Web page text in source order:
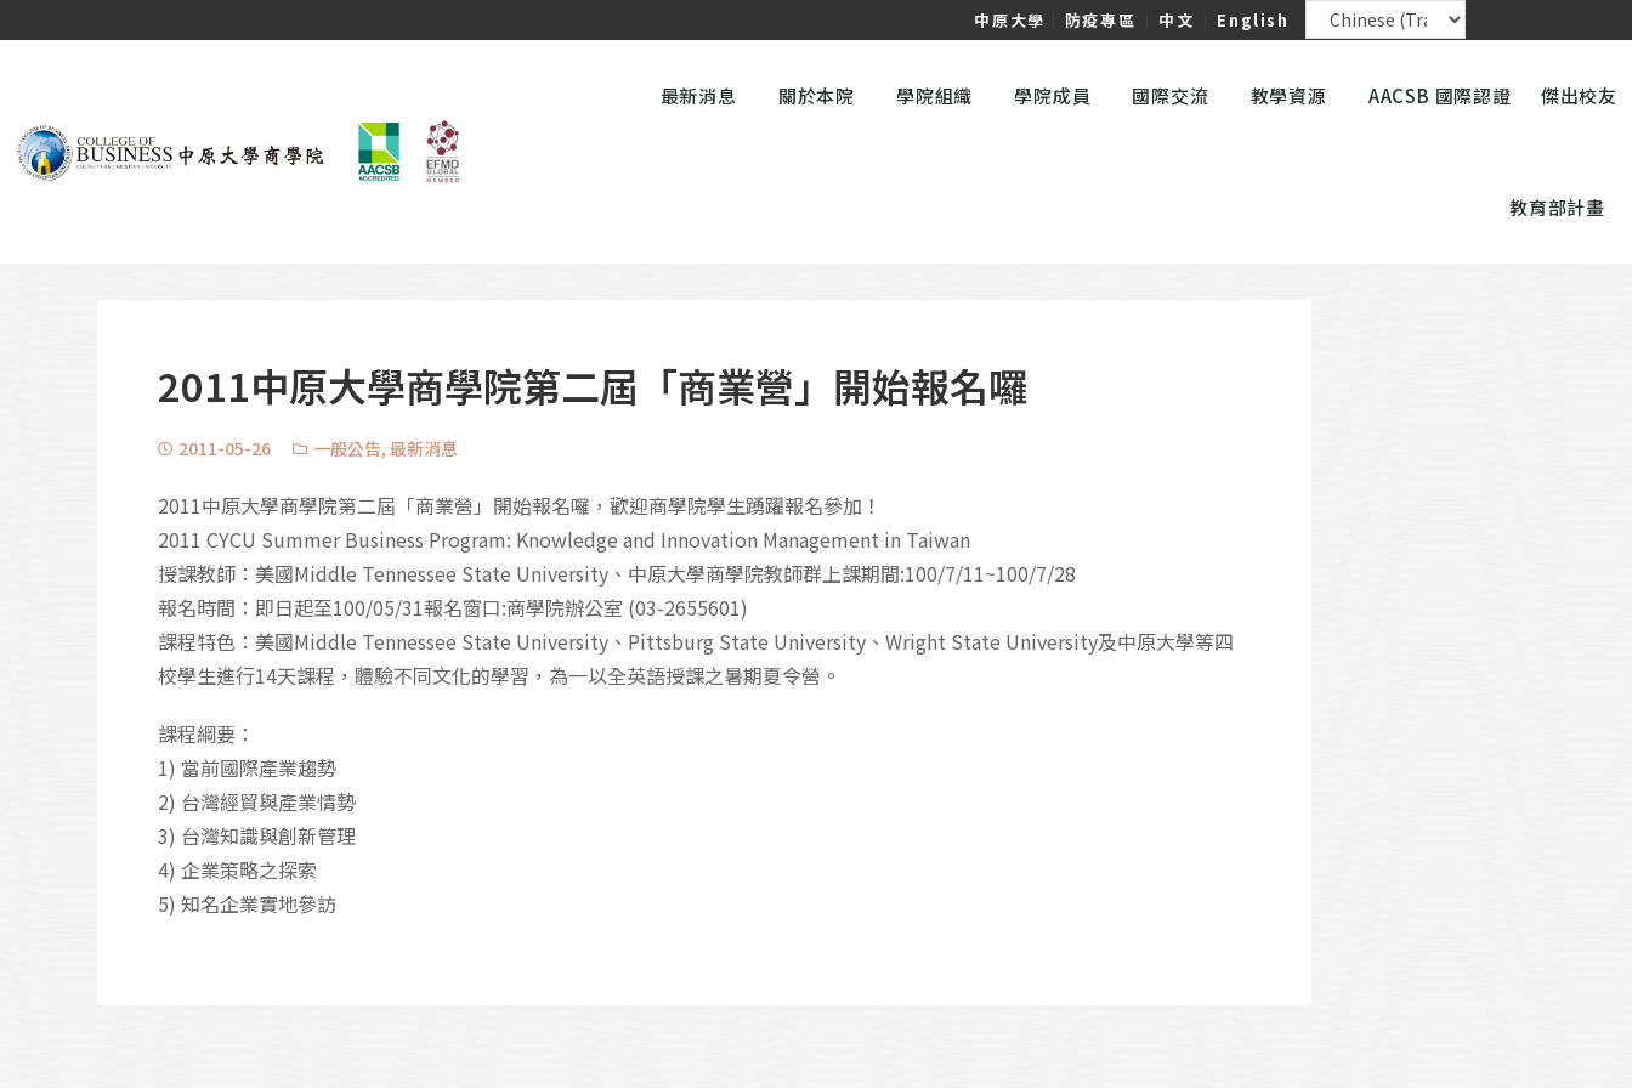
中原大學 防疫專區 中文 English
最新消息 關於本院 學院組織 學院成員 國際交流 教學資源 AACSB 國際認證 傑出校友
教育部計畫
2011中原大學商學院第二屆「商業營」開始報名囉
2011-05-26 一般公告, 最新消息
2011中原大學商學院第二屆「商業營」開始報名囉，歡迎商學院學生踴躍報名參加！
2011 CYCU Summer Business Program: Knowledge and Innovation Management in Taiwan
授課教師：美國Middle Tennessee State University、中原大學商學院教師群上課期間:100/7/11~100/7/28
報名時間：即日起至100/05/31報名窗口:商學院辦公室 (03-2655601)
課程特色：美國Middle Tennessee State University、Pittsburg State University、Wright State University及中原大學等四
校學生進行14天課程，體驗不同文化的學習，為一以全英語授課之暑期夏令營。
課程綱要：
1) 當前國際產業趨勢
2) 台灣經貿與產業情勢
3) 台灣知識與創新管理
4) 企業策略之探索
5) 知名企業實地參訪